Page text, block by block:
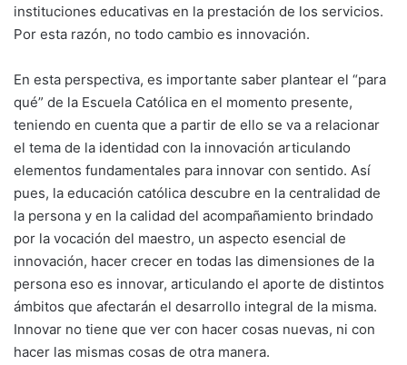
instituciones educativas en la prestación de los servicios.
Por esta razón, no todo cambio es innovación.
En esta perspectiva, es importante saber plantear el “para
qué” de la Escuela Católica en el momento presente,
teniendo en cuenta que a partir de ello se va a relacionar
el tema de la identidad con la innovación articulando
elementos fundamentales para innovar con sentido. Así
pues, la educación católica descubre en la centralidad de
la persona y en la calidad del acompañamiento brindado
por la vocación del maestro, un aspecto esencial de
innovación, hacer crecer en todas las dimensiones de la
persona eso es innovar, articulando el aporte de distintos
ámbitos que afectarán el desarrollo integral de la misma.
Innovar no tiene que ver con hacer cosas nuevas, ni con
hacer las mismas cosas de otra manera.